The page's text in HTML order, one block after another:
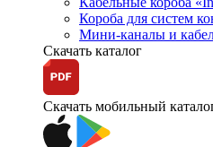
Короба для систем
Мини-каналы и
Скачать каталог
Скачать мобильный